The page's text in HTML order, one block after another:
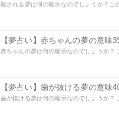
殺される夢は何の暗示なのでしょうか？こ
【夢占い】赤ちゃんの夢の意味
赤ちゃんの夢は何の暗示なのでしょうか？
【夢占い】歯が抜ける夢の意味
歯が抜ける夢は何の暗示なのでしょうか？